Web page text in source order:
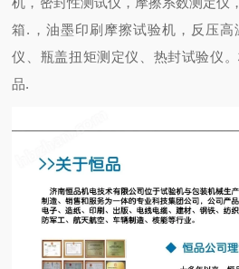
箱.，油墨印刷摩擦试验机，反压
仪、瓶盖扭矩测定仪、热封试验仪
品.